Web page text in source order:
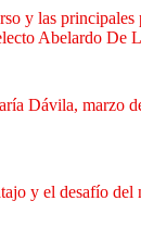
y las principales
Abelardo De
Dávila, marzo
y el desafío del